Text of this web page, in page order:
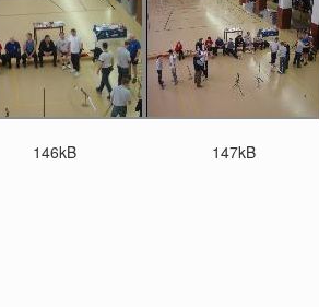
146kB 147kB